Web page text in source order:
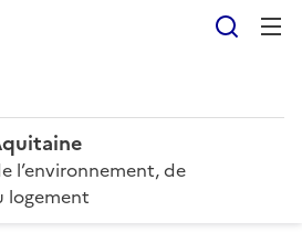
l’environnement, de
logement